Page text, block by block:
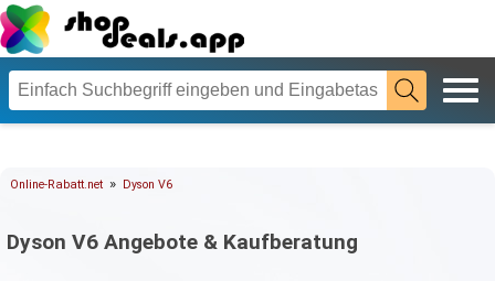
Online-Rabatt.net » Dyson V6
Dyson V6 Angebote & Kaufberatung